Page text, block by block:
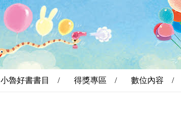
小魯好書書目 / 得獎專區 / 數位內容 /